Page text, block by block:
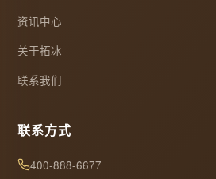
资讯中心
关于拓冰
联系我们
联系方式
400-888-6677